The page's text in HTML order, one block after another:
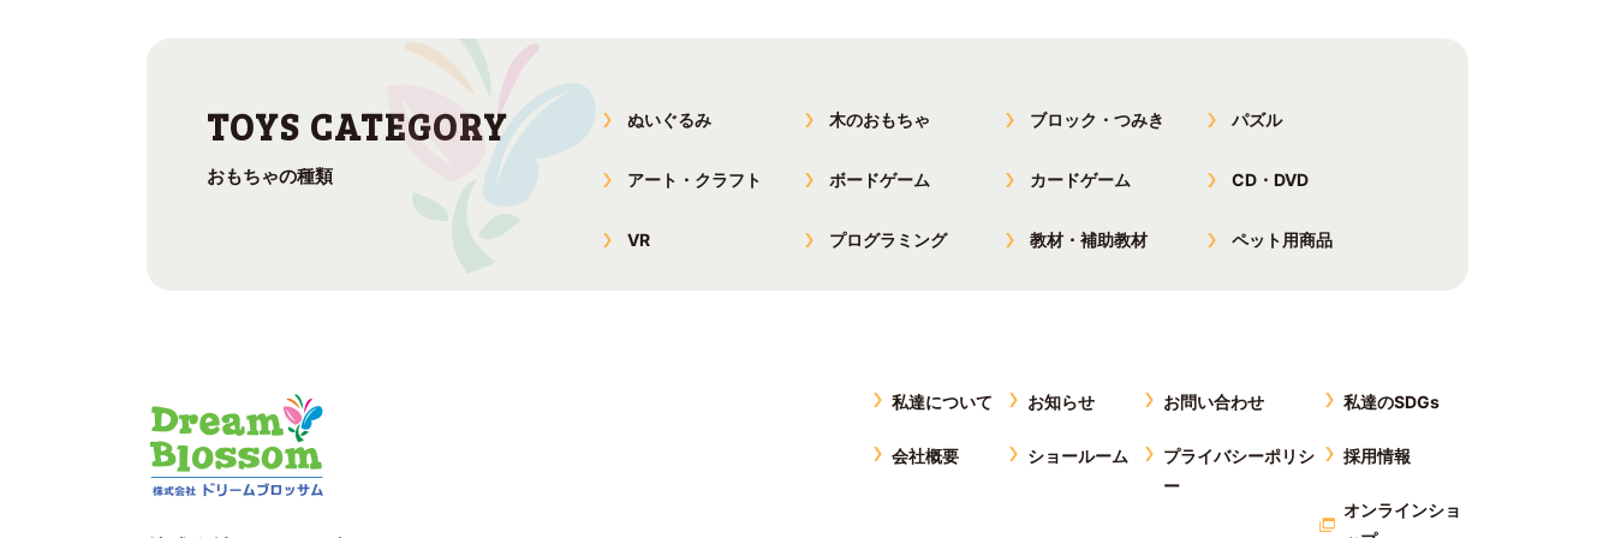
おもちゃの種類
ぬいぐるみ 木のおもちゃ ブロック・つみき パズル
アート・クラフト ボードゲーム カードゲーム CD・DVD
VR プログラミング 教材・補助教材 ペット用商品
私達について
会社概要
お知らせ
ショールーム
お問い合わせ
プライバシーポリシ
ー
私達のSDGs
採用情報
オンラインショ